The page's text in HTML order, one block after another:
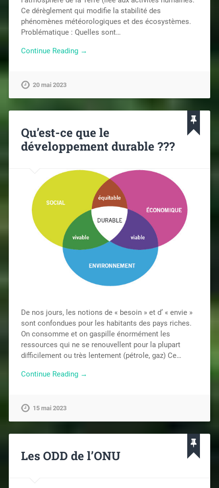
Ce dérèglement qui modifie la stabilité des
phénomènes météorologiques et des écosystèmes.
Problématique : Quelles sont…
Continue Reading →
20 mai 2023
Qu’est-ce que le
développement durable ???
De nos jours, les notions de « besoin » et d’ « envie »
sont confondues pour les habitants des pays riches.
On consomme et on gaspille énormément les
ressources qui ne se renouvellent pour la plupart
difficilement ou très lentement (pétrole, gaz) Ce…
Continue Reading →
15 mai 2023
Les ODD de l’ONU